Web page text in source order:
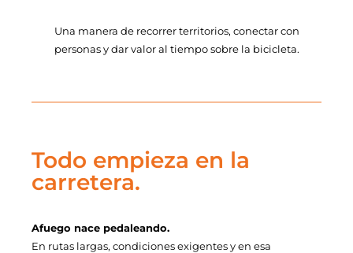
Una manera de recorrer territorios, conectar con
personas y dar valor al tiempo sobre la bicicleta.
Todo empieza en la
carretera.
Afuego nace pedaleando.
En rutas largas, condiciones exigentes y en esa